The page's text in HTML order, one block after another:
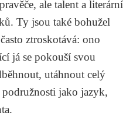
ale talent a literární
Ty jsou také bohužel
ztroskotává: ono
já se pokouší svou
utáhnout celý
jako jazyk,